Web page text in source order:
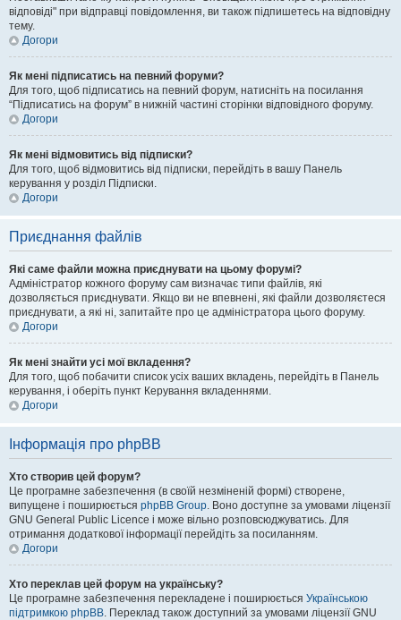
відповіді" при відправці повідомлення, ви також підпишетесь на відповідну
тему.
Догори
Як мені підписатись на певний форуми?
Для того, щоб підписатись на певний форум, натисніть на посилання
“Підписатись на форум” в нижній частині сторінки відповідного форуму.
Догори
Як мені відмовитись від підписки?
Для того, щоб відмовитись від підписки, перейдіть в вашу Панель
керування у розділ Підписки.
Догори
Приєднання файлів
Які саме файли можна приєднувати на цьому форумі?
Адміністратор кожного форуму сам визначає типи файлів, які
дозволяється приєднувати. Якщо ви не впевнені, які файли дозволяєтеся
приєднувати, а які ні, запитайте про це адміністратора цього форуму.
Догори
Як мені знайти усі мої вкладення?
Для того, щоб побачити список усіх ваших вкладень, перейдіть в Панель
керування, і оберіть пункт Керування вкладеннями.
Догори
Інформація про phpBB
Хто створив цей форум?
Це програмне забезпечення (в своїй незміненій формі) створене,
випущене і поширюється phpBB Group. Воно доступне за умовами ліцензії
GNU General Public Licence і може вільно розповсюджуватись. Для
отримання додаткової інформації перейдіть за посиланням.
Догори
Хто переклав цей форум на українську?
Це програмне забезпечення перекладене і поширюється Українською
підтримкою phpBB. Переклад також доступний за умовами ліцензії GNU